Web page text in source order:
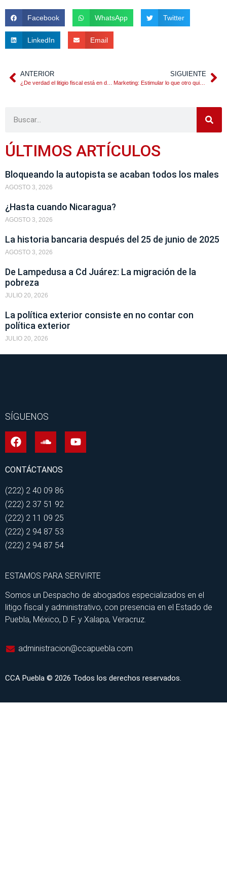
Facebook WhatsApp Twitter
LinkedIn Email
ANTERIOR SIGUIENTE
Marketing: Estimular lo que otro quiere que hagamos y pensemos
ÚLTIMOS ARTÍCULOS
Bloqueando la autopista se acaban todos los males
AGOSTO 3, 2026
¿Hasta cuando Nicaragua?
AGOSTO 3, 2026
La historia bancaria después del 25 de junio de 2025
AGOSTO 3, 2026
De Lampedusa a Cd Juárez: La migración de la
pobreza
JULIO 20, 2026
La política exterior consiste en no contar con
política exterior
JULIO 20, 2026
SÍGUENOS
CONTÁCTANOS
(222) 2 40 09 86
(222) 2 37 51 92
(222) 2 11 09 25
(222) 2 94 87 53
(222) 2 94 87 54
ESTAMOS PARA SERVIRTE
Somos un Despacho de abogados especializados en el
litigo fiscal y administrativo, con presencia en el Estado de
Puebla, México, D. F. y Xalapa, Veracruz.
administracion@ccapuebla.com
CCA Puebla © 2026 Todos los derechos reservados.